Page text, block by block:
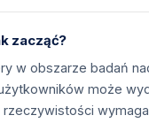
zacząć?
w obszarze badań
może